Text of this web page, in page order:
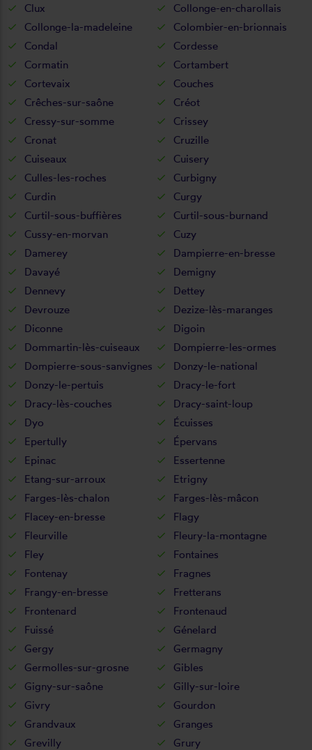
Clux
Collonge-en-charollais
Collonge-la-madeleine
Colombier-en-brionnais
Condal
Cordesse
Cormatin
Cortambert
Cortevaix
Couches
Crêches-sur-saône
Créot
Cressy-sur-somme
Crissey
Cronat
Cruzille
Cuiseaux
Cuisery
Culles-les-roches
Curbigny
Curdin
Curgy
Curtil-sous-buffières
Curtil-sous-burnand
Cussy-en-morvan
Cuzy
Damerey
Dampierre-en-bresse
Davayé
Demigny
Dennevy
Dettey
Devrouze
Dezize-lès-maranges
Diconne
Digoin
Dommartin-lès-cuiseaux
Dompierre-les-ormes
Dompierre-sous-sanvignes
Donzy-le-national
Donzy-le-pertuis
Dracy-le-fort
Dracy-lès-couches
Dracy-saint-loup
Dyo
Écuisses
Epertully
Épervans
Epinac
Essertenne
Etang-sur-arroux
Etrigny
Farges-lès-chalon
Farges-lès-mâcon
Flacey-en-bresse
Flagy
Fleurville
Fleury-la-montagne
Fley
Fontaines
Fontenay
Fragnes
Frangy-en-bresse
Fretterans
Frontenard
Frontenaud
Fuissé
Génelard
Gergy
Germagny
Germolles-sur-grosne
Gibles
Gigny-sur-saône
Gilly-sur-loire
Givry
Gourdon
Grandvaux
Granges
Grevilly
Grury